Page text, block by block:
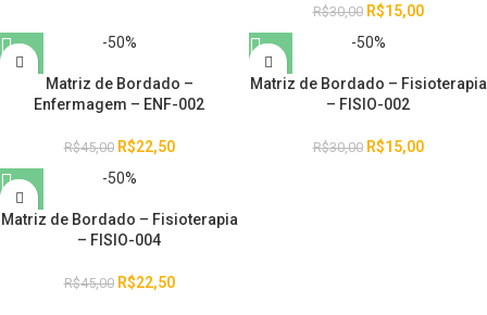
R$30,00 R$15,00
-50%
Matriz de Bordado –
Enfermagem – ENF-002
R$45,00 R$22,50
-50%
Matriz de Bordado – Fisioterapia
– FISIO-002
R$30,00 R$15,00
-50%
Matriz de Bordado – Fisioterapia
– FISIO-004
R$45,00 R$22,50